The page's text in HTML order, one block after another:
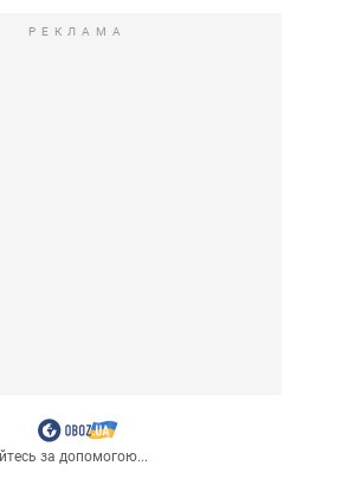
РЕКЛАМА
за допомогою...